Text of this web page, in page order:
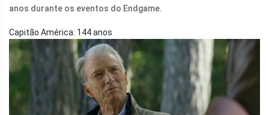
anos durante os eventos do Endgame.
Capitão América: 144 anos